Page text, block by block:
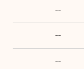
--
--
--